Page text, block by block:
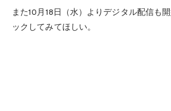
また10月18日（水）よりデジタル配信も
ックしてみてほしい。